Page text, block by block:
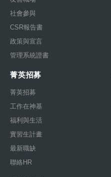
社會參與
CSR報告書
政策與宣言
管理系統證書
菁英招募
菁英招募
工作在神基
福利與生活
實習生計畫
最新職缺
聯絡HR